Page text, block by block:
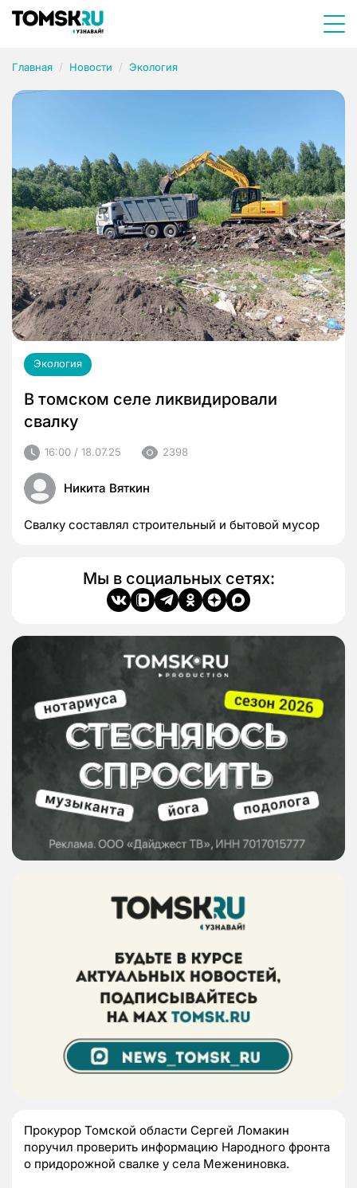
Главная Новости Экология
Экология
В томском селе ликвидировали
свалку
16:00 / 18.07.25 2398
Никита Вяткин
Свалку составлял строительный и бытовой мусор
Мы в социальных сетях:
Прокурор Томской области Сергей Ломакин
поручил проверить информацию Народного фронта
о придорожной свалке у села Межениновка.